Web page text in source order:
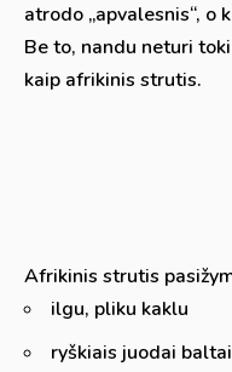
atrodo „apvalesnis“, o
Be to, nandu neturi
kaip afrikinis strutis.
Afrikinis strutis
ilgu, pliku kaklu
ryškiais juodai